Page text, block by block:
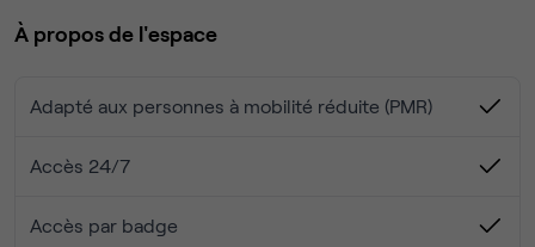
accessibles 24h/24 et 7j/7 et proposent un
entreprises, indépendants et structures en
l’ensemble des services essentiels : accès permanent aux
connexion Internet haut débit (Ethernet et Wi-Fi), bureau
À propos de l'espace
Adapté aux personnes à mobilité réduite (PMR)
Accès 24/7
Accès par badge